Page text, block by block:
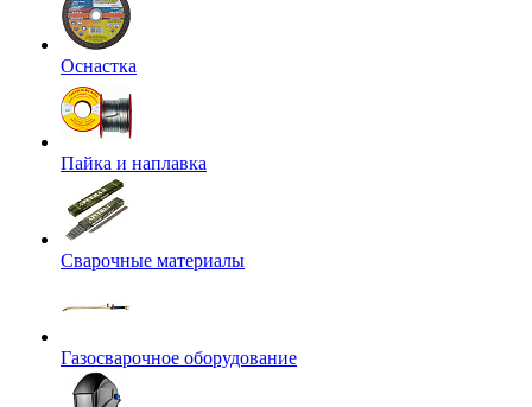
Оснастка
Пайка и наплавка
Сварочные материалы
Газосварочное оборудование